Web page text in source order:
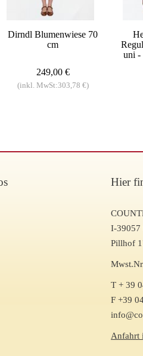
Dirndl Blumenwiese 70
cm
249,00 €
(inkl. MwSt:303,78 €)
uni -
Hier
I-39057
Pillhof
T + 39
F +39
Anfahrt